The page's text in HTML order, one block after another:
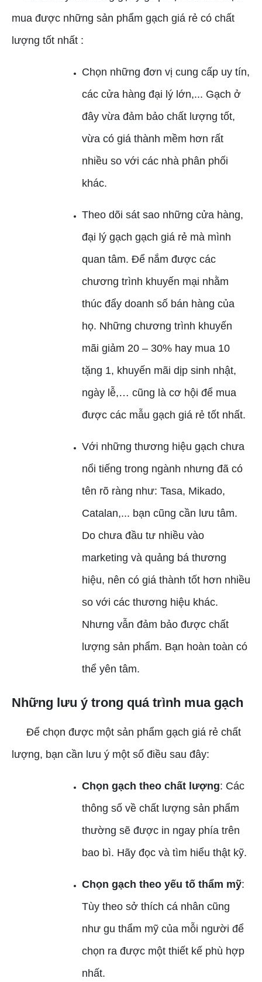
mua được những sản phẩm gạch giá rẻ có chất
lượng tốt nhất :
Chọn những đơn vị cung cấp uy tín,
các cửa hàng đại lý lớn,... Gạch ở
đây vừa đảm bảo chất lượng tốt,
vừa có giá thành mềm hơn rất
nhiều so với các nhà phân phối
khác.
Theo dõi sát sao những cửa hàng,
đại lý gạch gạch giá rẻ mà mình
quan tâm. Để nắm được các
chương trình khuyến mại nhằm
thúc đẩy doanh số bán hàng của
họ. Những chương trình khuyến
mãi giảm 20 – 30% hay mua 10
tặng 1, khuyến mãi dịp sinh nhật,
ngày lễ,… cũng là cơ hội để mua
được các mẫu gạch giá rẻ tốt nhất.
Với những thương hiệu gạch chưa
nổi tiếng trong ngành nhưng đã có
tên rõ ràng như: Tasa, Mikado,
Catalan,... bạn cũng cần lưu tâm.
Do chưa đầu tư nhiều vào
marketing và quảng bá thương
hiệu, nên có giá thành tốt hơn nhiều
so với các thương hiệu khác.
Nhưng vẫn đảm bảo được chất
lượng sản phẩm. Bạn hoàn toàn có
thể yên tâm.
Những lưu ý trong quá trình mua gạch
Để chọn được một sản phẩm gạch giá rẻ chất
lượng, bạn cần lưu ý một số điều sau đây:
Chọn gạch theo chất lượng: Các
thông số về chất lượng sản phẩm
thường sẽ được in ngay phía trên
bao bì. Hãy đọc và tìm hiểu thật kỹ.
Chọn gạch theo yếu tố thẩm mỹ:
Tùy theo sở thích cá nhân cũng
như gu thẩm mỹ của mỗi người để
chọn ra được một thiết kế phù hợp
nhất.